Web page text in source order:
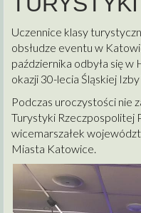
Uczennice klasy
obsłudze eventu w
października odbyła się w
okazji 30-lecia Śląskiej
Podczas uroczystości nie
Turystyki Rzeczpospolitej
wicemarszałek
Miasta Katowice.